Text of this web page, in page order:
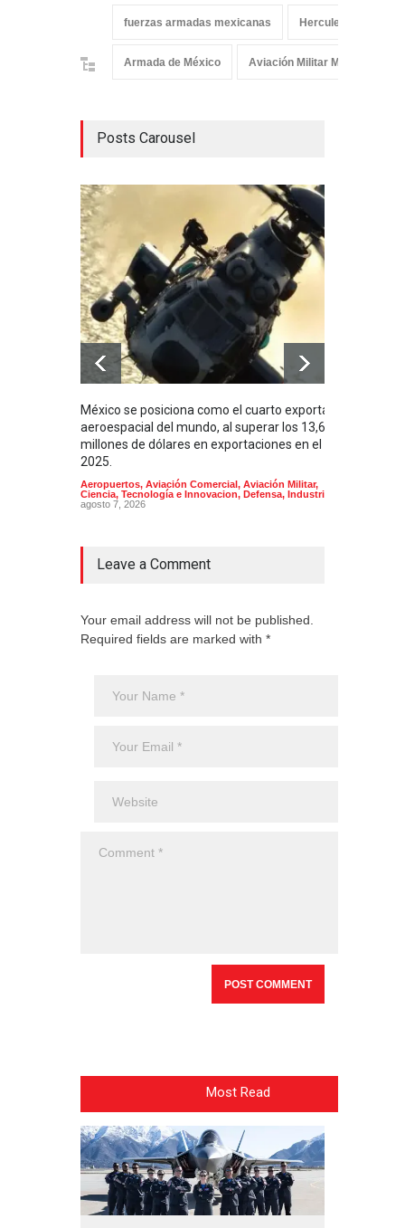
fuerzas armadas mexicanas Hercules
Armada de México Aviación Militar Mexicana
Posts Carousel
México se posiciona como el cuarto exportador
aeroespacial del mundo, al superar los 13,600
millones de dólares en exportaciones en el
2025.
Aeropuertos, Aviación Comercial , Aviación Militar,
Ciencia, Tecnología e Innovacion, Defensa, Industria
agosto 7, 2026
Leave a Comment
Your email address will not be published.
Required fields are marked with *
Most Read